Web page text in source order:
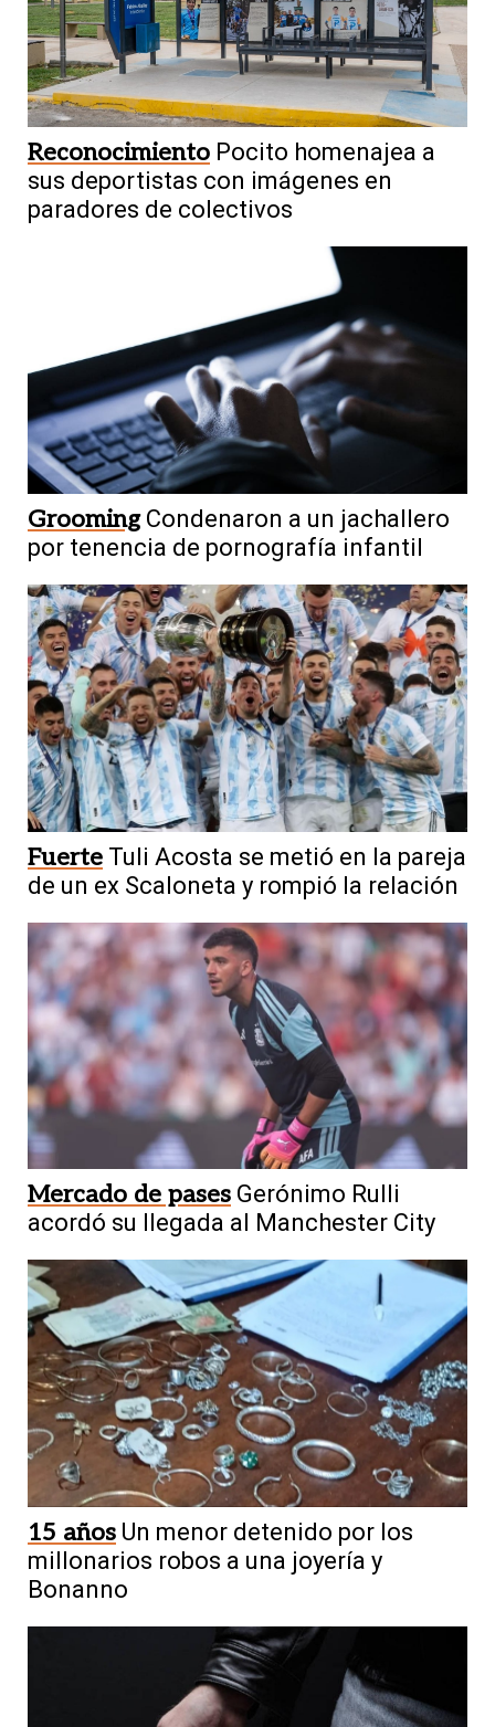
Reconocimiento Pocito homenajea a
sus deportistas con imágenes en
paradores de colectivos
Grooming Condenaron a un jachallero
por tenencia de pornografía infantil
Fuerte Tuli Acosta se metió en la pareja
de un ex Scaloneta y rompió la relación
Mercado de pases Gerónimo Rulli
acordó su llegada al Manchester City
15 años Un menor detenido por los
millonarios robos a una joyería y
Bonanno